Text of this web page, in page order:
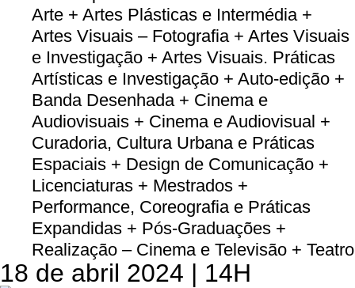
Arte + Artes Plásticas e Intermédia +
Artes Visuais – Fotografia + Artes Visuais
e Investigação + Artes Visuais. Práticas
Artísticas e Investigação + Auto-edição +
Banda Desenhada + Cinema e
Audiovisuais + Cinema e Audiovisual +
Curadoria, Cultura Urbana e Práticas
Espaciais + Design de Comunicação +
Licenciaturas + Mestrados +
Performance, Coreografia e Práticas
Expandidas + Pós-Graduações +
Realização – Cinema e Televisão + Teatro
18 de abril 2024 | 14H